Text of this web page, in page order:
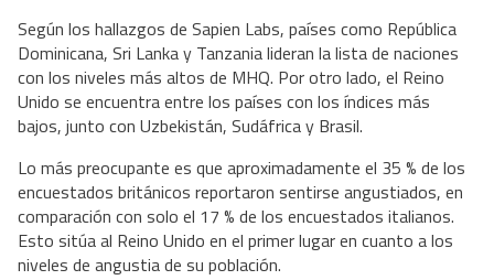
Según los hallazgos de Sapien Labs, países como República
Dominicana, Sri Lanka y Tanzania lideran la lista de naciones
con los niveles más altos de MHQ. Por otro lado, el Reino
Unido se encuentra entre los países con los índices más
bajos, junto con Uzbekistán, Sudáfrica y Brasil.
Lo más preocupante es que aproximadamente el 35 % de los
encuestados británicos reportaron sentirse angustiados, en
comparación con solo el 17 % de los encuestados italianos.
Esto sitúa al Reino Unido en el primer lugar en cuanto a los
niveles de angustia de su población.